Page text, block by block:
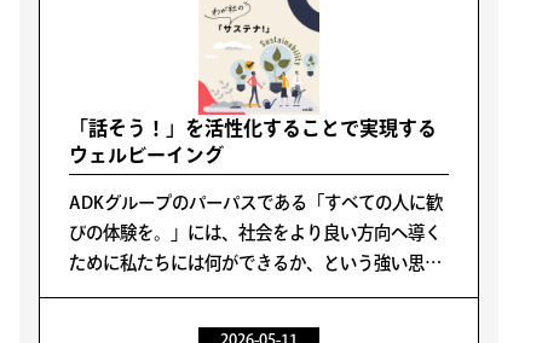
としても教育支援活動をサポートしてきました。
「話そう！」を活性化することで実現する
ウェルビーイング
ADKグループのパーパスである「すべての人に歓
びの体験を。」には、社会をより良い方向へ導く
ために私たちには何ができるか、という強い思い
が込められています。 “歓びの体験”は、健やかな
社会や多様性が尊重される環境があってこそ育ま